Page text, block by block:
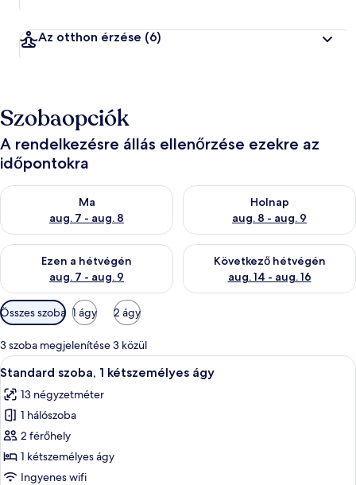
Az otthon érzése (6)
Szobaopciók
A rendelkezésre állás ellenőrzése ezekre az
időpontokra
Ma
aug. 7 - aug. 8
A ma esti rendelkezésre állás ellenőrzése: aug. 7 - aug. 8
Holnap
aug. 8 - aug. 9
A holnapi rendelkezésre állás
Ezen a hétvégén
aug. 7 - aug. 9
A mostani hétvégi rendelkezésre állás ellenőrzése: aug. 7 -
Következő hétvégén
aug. 14 - aug. 16
A következő hétvégi
Szobákhoz
rendelkezésre
álló
szűrők
Összes szoba 1 ágy 2 ágy
3 szoba megjelenítése 3 közül
A
következő
szoba
összes
képének
megtekintése:
Standard
Egy szállodai szoba, amelyben van
6
Standard szoba, 1 kétszemélyes ágy
13 négyzetméter
1 hálószoba
2 férőhely
1 kétszemélyes ágy
Ingyenes wifi